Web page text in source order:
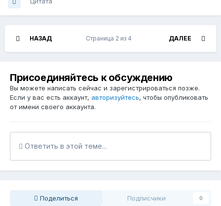
НАЗАД ДАЛЕЕ
Страница 2 из 4
Присоединяйтесь к обсуждению
Вы можете написать сейчас и зарегистрироваться позже.
Если у вас есть аккаунт, авторизуйтесь, чтобы опубликовать
от имени своего аккаунта.
Ответить в этой теме...
Поделиться Подписчики 0